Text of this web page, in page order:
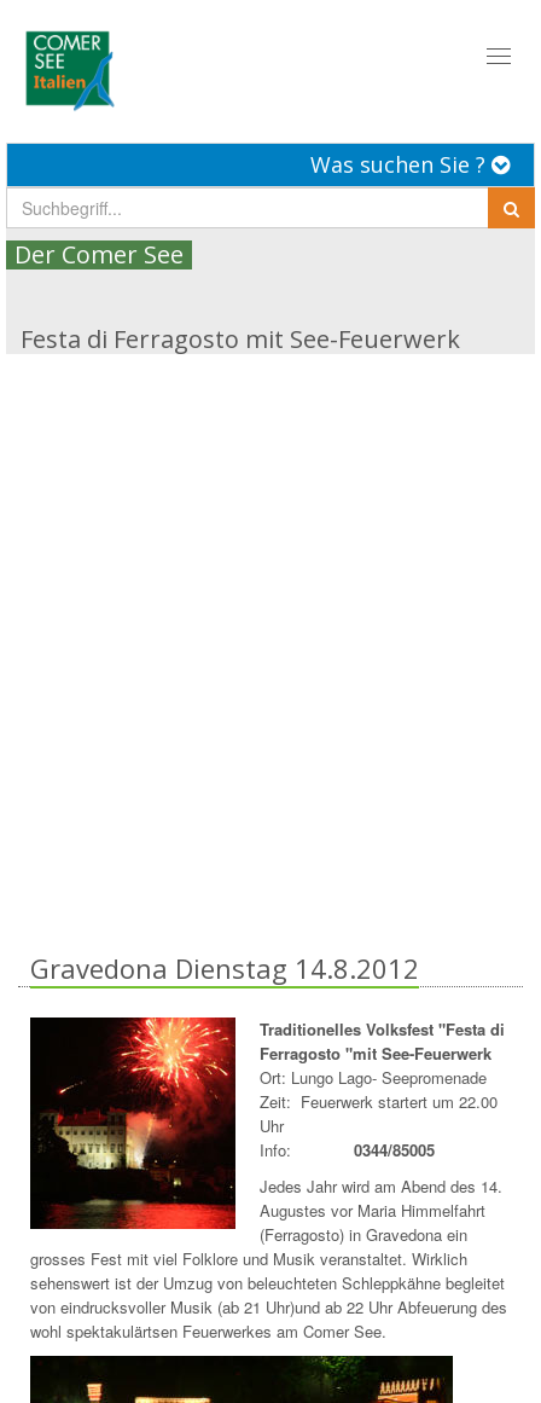
Was suchen Sie ?
Der Comer See
Festa di Ferragosto mit See-Feuerwerk
Gravedona Dienstag 14.8.2012
Traditionelles Volksfest "Festa di
Ferragosto "mit See-Feuerwerk
Ort: Lungo Lago- Seepromenade
Zeit: Feuerwerk startert um 22.00
Uhr
Info:
0344/85005
Jedes Jahr wird am Abend des 14.
Augustes vor Maria Himmelfahrt
(Ferragosto) in Gravedona ein
grosses Fest mit viel Folklore und Musik veranstaltet. Wirklich
sehenswert ist der Umzug von beleuchteten Schleppkähne begleitet
von eindrucksvoller Musik (ab 21 Uhr)und ab 22 Uhr Abfeuerung des
wohl spektakulärtsen Feuerwerkes am Comer See.